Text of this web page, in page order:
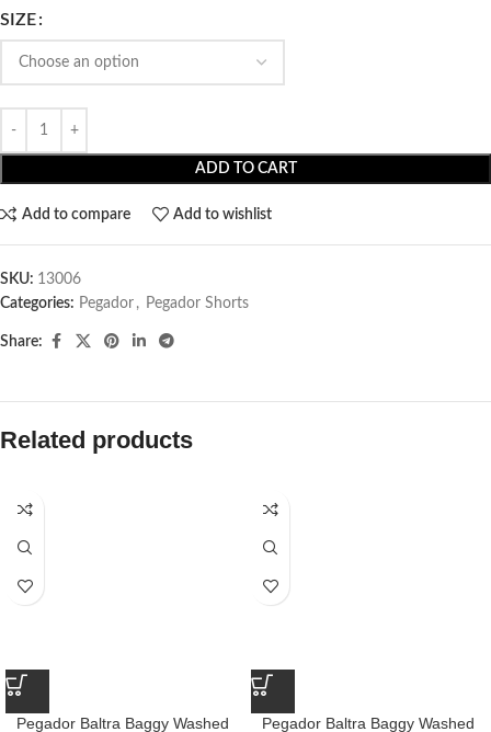
SIZE
ADD TO CART
Add to compare Add to wishlist
SKU: 13006
Categories: Pegador​ , Pegador Shorts
Share:
Related products
Pegador Baltra Baggy Washed
Pegador Baltra Baggy Washed